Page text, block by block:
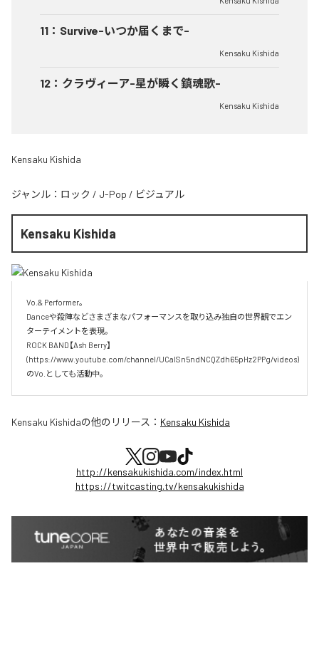
11 ： Survive-いつか届くまで-
Kensaku Kishida
12 ： クラヴィーア-星が瞬く鎮魂歌-
Kensaku Kishida
Kensaku Kishida
ジャンル： ロック / J-Pop / ビジュアル
Kensaku Kishida
Vo.& Performer。
Danceや殺陣などさまざまなパフォーマンスを取り込み独自の世界観でエン
ターテイメントを表現。
ROCK BAND【Ash Berry】
(https://www.youtube.com/channel/UCaISn5ndNCQZdh65pHz2PPg/videos)
のVo.としても活動中。
Kensaku Kishidaの他のリリース： Kensaku Kishida
http://kensakukishida.com/index.html
https://twitcasting.tv/kensakukishida